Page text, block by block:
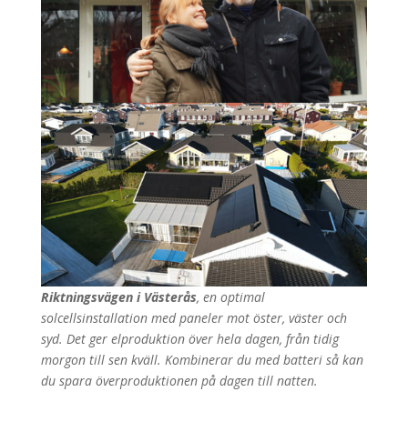
Riktningsvägen i Västerås, en optimal
solcellsinstallation med paneler mot öster, väster och
syd. Det ger elproduktion över hela dagen, från tidig
morgon till sen kväll. Kombinerar du med batteri så kan
du spara överproduktionen på dagen till natten.